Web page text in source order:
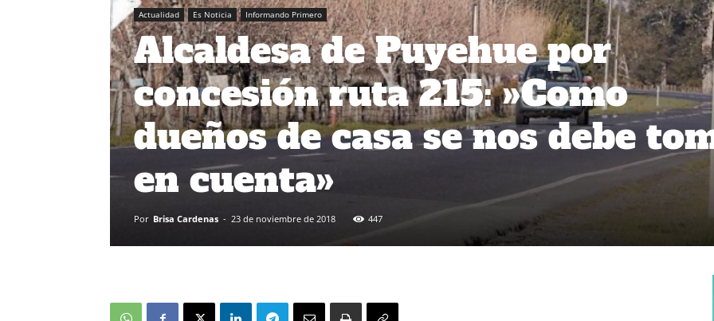
Actualidad Es Noticia Informando Primero
Alcaldesa de Puyehue por
concesión ruta 215: »Como
dueños de casa se nos debe
en cuenta»
Por Brisa Cardenas - 23 de noviembre de 2018 447